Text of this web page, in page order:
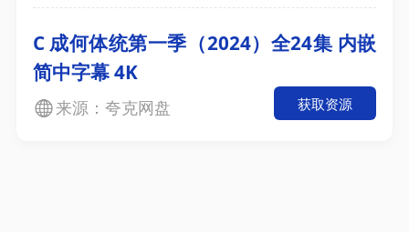
C 成何体统第一季（2024）全24集 内嵌
简中字幕 4K
来源：夸克网盘 获取资源